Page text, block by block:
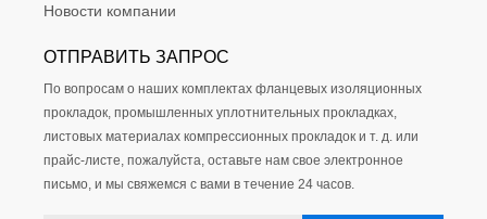
Новости компании
ОТПРАВИТЬ ЗАПРОС
По вопросам о наших комплектах фланцевых изоляционных
прокладок, промышленных уплотнительных прокладках,
листовых материалах компрессионных прокладок и т. д. или
прайс-листе, пожалуйста, оставьте нам свое электронное
письмо, и мы свяжемся с вами в течение 24 часов.